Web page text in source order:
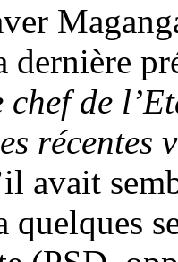
dernière
de
récentes
avait
quelques